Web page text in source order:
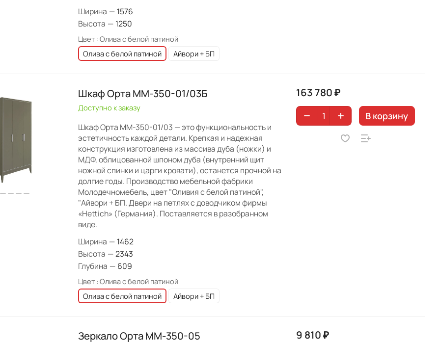
Ширина — 1576
Высота — 1250
Цвет : Олива с белой патиной
Олива с белой патиной
Айвори + БП
Шкаф Орта ММ-350-01/03Б
Доступно к заказу
Шкаф Орта ММ-350-01/03 — это функциональность и
эстетичность каждой детали. Крепкая и надежная
конструкция изготовлена из массива дуба (ножки) и
МДФ, облицованной шпоном дуба (внутренний щит
ножной спинки и царги кровати), останется прочной на
долгие годы. Производство мебельной фабрики
Молодечномебель, цвет "Оливия с белой патиной",
"Айвори + БП. Двери на петлях с доводчиком фирмы
«Hettich» (Германия). Поставляется в разобранном
виде.
Ширина — 1462
Высота —2343
Глубина — 609
Цвет : Олива с белой патиной
Олива с белой патиной
Айвори + БП
163 780 ₽
В корзину
Зеркало Орта ММ-350-05 9 810 ₽